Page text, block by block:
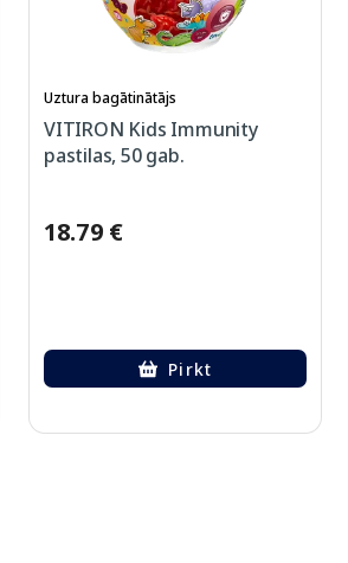
Uztura bagātinātājs
VITIRON Kids Immunity
pastilas, 50 gab.
18.79 €
Pirkt